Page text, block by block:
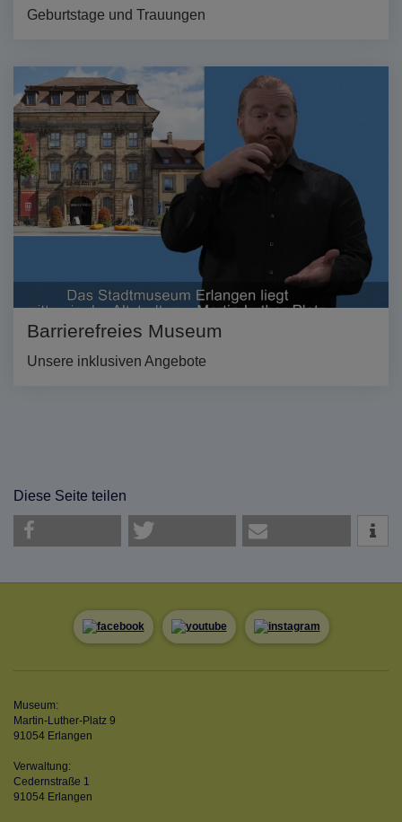
Geburtstage und Trauungen
Barrierefreies Museum
Unsere inklusiven Angebote
Diese Seite teilen
Museum:
Martin-Luther-Platz 9
91054 Erlangen
Verwaltung:
Cedernstraße 1
91054 Erlangen